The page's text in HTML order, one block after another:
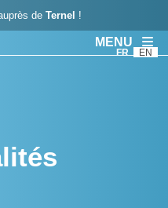
de Ternel !
FR EN
MENU